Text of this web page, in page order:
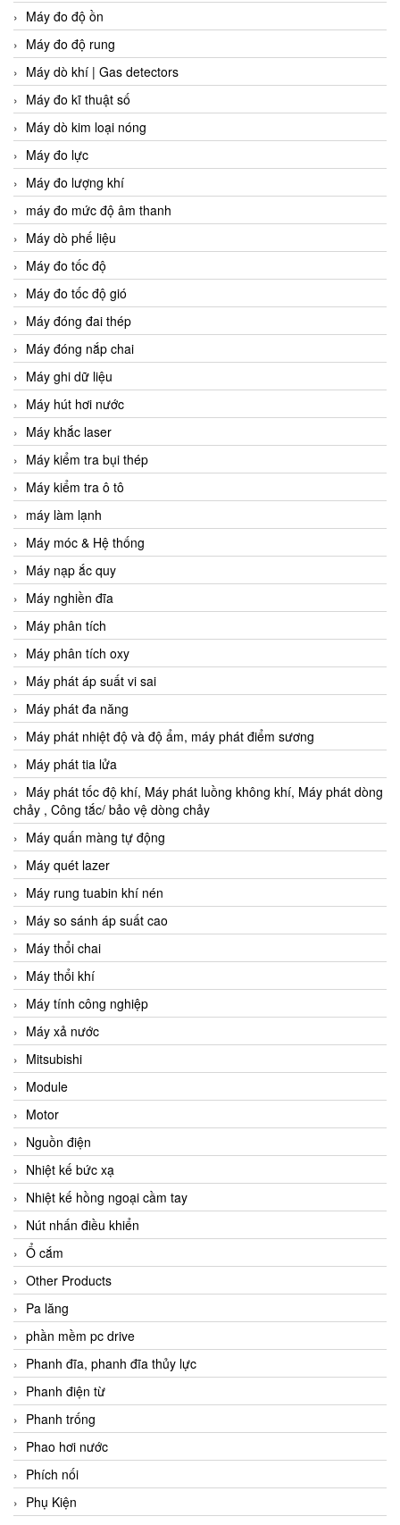
Máy đo độ ồn
Máy đo độ rung
Máy dò khí | Gas detectors
Máy đo kĩ thuật số
Máy dò kim loại nóng
Máy đo lực
Máy đo lượng khí
máy đo mức độ âm thanh
Máy dò phế liệu
Máy đo tốc độ
Máy đo tốc độ gió
Máy đóng đai thép
Máy đóng nắp chai
Máy ghi dữ liệu
Máy hút hơi nước
Máy khắc laser
Máy kiểm tra bụi thép
Máy kiểm tra ô tô
máy làm lạnh
Máy móc & Hệ thống
Máy nạp ắc quy
Máy nghiền đĩa
Máy phân tích
Máy phân tích oxy
Máy phát áp suất vi sai
Máy phát đa năng
Máy phát nhiệt độ và độ ẩm, máy phát điểm sương
Máy phát tia lửa
Máy phát tốc độ khí, Máy phát luồng không khí, Máy phát dòng
chảy , Công tắc/ bảo vệ dòng chảy
Máy quấn màng tự động
Máy quét lazer
Máy rung tuabin khí nén
Máy so sánh áp suất cao
Máy thổi chai
Máy thổi khí
Máy tính công nghiệp
Máy xả nước
Mitsubishi
Module
Motor
Nguồn điện
Nhiệt kế bức xạ
Nhiệt kế hồng ngoại cầm tay
Nút nhấn điều khiển
Ổ cắm
Other Products
Pa lăng
phần mềm pc drive
Phanh đĩa, phanh đĩa thủy lực
Phanh điện từ
Phanh trống
Phao hơi nước
Phích nối
Phụ Kiện